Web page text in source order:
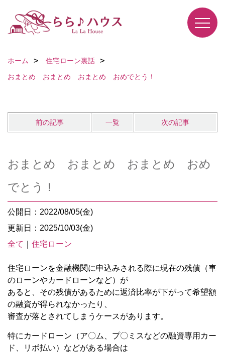
ホーム
住宅ローン裏話
おまとめ おまとめ おまとめ おめでとう！
前の記事 一覧 次の記事
おまとめ おまとめ おまとめ おめ
でとう！
公開日：2022/08/05(金)
更新日：2025/10/03(金)
全て
住宅ローン
住宅ローンを金融機関に申込みされる際に現在の残債（車
のローンやカードローンなど）が
あると、その残債があるために返済比率が下がって希望額
の融資が得られなかったり、
審査が落とされてしまうケースがあります。
特にカードローン（ア〇ム、プ〇ミスなどの融資専用カー
ド、リボ払い）などがある場合は